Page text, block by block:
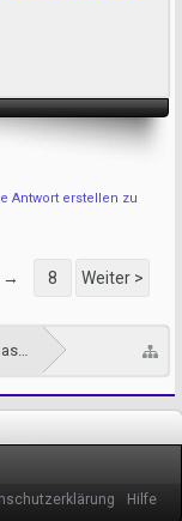
Antwort erstellen zu
→ 8 Weiter >
Hilfe